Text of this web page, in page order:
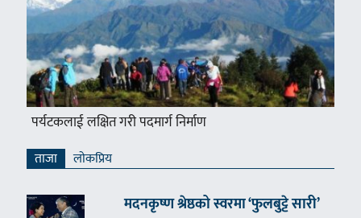
पर्यटकलाई लक्षित गरी पदमार्ग निर्माण
ताजा लाेकप्रिय
मदनकृष्ण श्रेष्ठको स्वरमा ‘फुलबुट्टे सारी’